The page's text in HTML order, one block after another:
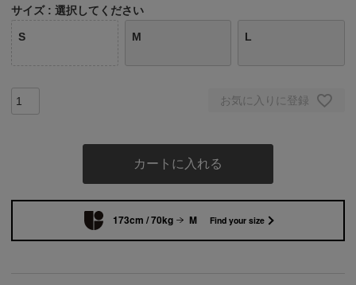
サイズ 選択してください
S M L
お気に入りに登録
カートに入れる
173cm / 70kg M Find your size